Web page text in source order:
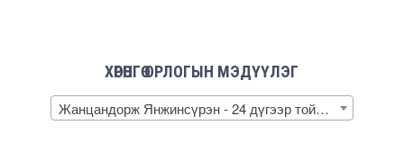
ХӨРӨНГӨ ОРЛОГЫН МЭДҮҮЛЭГ
Жанцандорж Янжинсүрэн - 24 дүгээр тойрог